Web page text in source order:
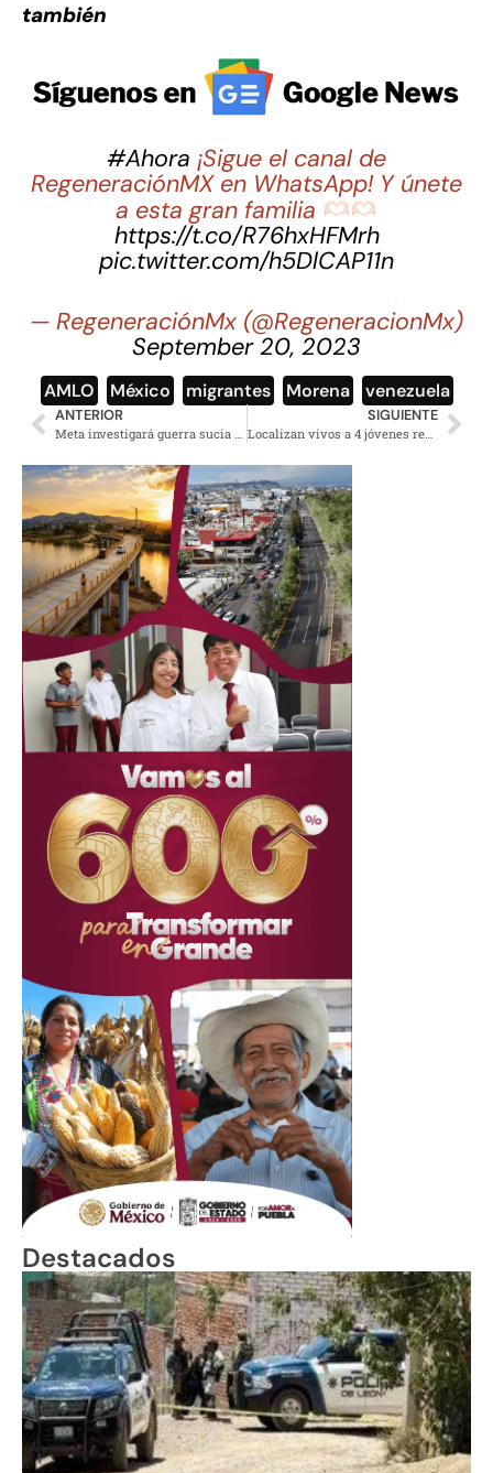
también
#Ahora ¡Sigue el canal de
RegeneraciónMX en WhatsApp! Y únete
a esta gran familia
https://t.co/R76hxHFMrh
pic.twitter.com/h5DlCAP11n
— RegeneraciónMx (@RegeneracionMx)
September 20, 2023
AMLO México migrantes Morena venezuela
ANTERIOR
Meta investigará guerra sucia contra Morena: Mario Delgado
SIGUIENTE
Localizan vivos a 4 jóvenes reportados como desaparecidos en Mexicali
Destacados